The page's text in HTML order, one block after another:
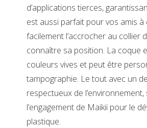
d’applications tierces,
est aussi parfait pour vos amis
facilement l’accrocher au collier
connaître sa position. La coque
couleurs vives et peut être
tampographie. Le tout avec un
respectueux de
l’engagement de Maikii pour le
plastique.